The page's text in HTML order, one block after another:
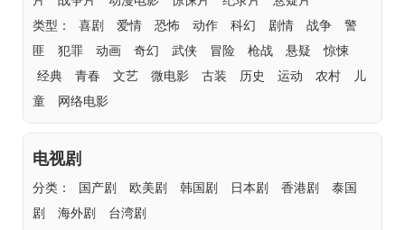
类型：
喜剧 爱情 恐怖 动作 科幻 剧情 战争
警
匪
犯罪 动画 奇幻 武侠 冒险 枪战 悬疑
惊悚
经典
青春 文艺 微电影 古装 历史 运动 农村
儿
童
网络电影
电视剧
分类： 国产剧 欧美剧 韩国剧 日本剧 香港剧
泰国
剧
海外剧
台湾剧